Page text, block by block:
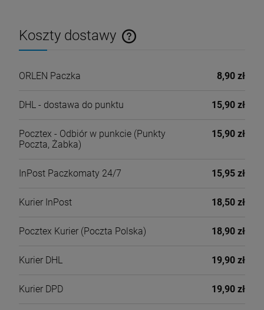
Koszty dostawy
Cena nie zawiera ewentualnych kosztów płatności
ORLEN Paczka 8,90 zł
DHL - dostawa do punktu 15,90 zł
Pocztex - Odbiór w punkcie (Punkty
Poczta, Żabka)
15,90 zł
InPost Paczkomaty 24/7 15,95 zł
Kurier InPost 18,50 zł
Pocztex Kurier (Poczta Polska) 18,90 zł
Kurier DHL 19,90 zł
Kurier DPD 19,90 zł